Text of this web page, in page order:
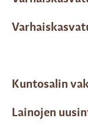
Kuntosalin
Lainojen